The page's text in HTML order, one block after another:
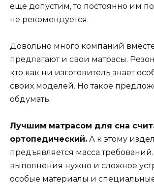
еще допустим, то постоянно им
не рекомендуется.
Довольно много компаний
предлагают и свои матрасы. Резон
кто как ни изготовитель знает
своих моделей. Но такое
обдумать.
Лучшим матрасом для сна
ортопедический. А к этому
предъявляется масса
выполнения нужно и сложное
особые материалы и